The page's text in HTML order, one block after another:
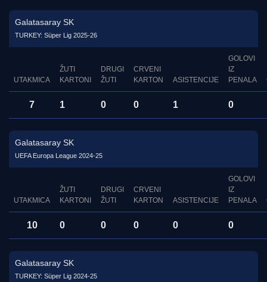
Galatasaray SK
TURKEY: Süper Lig 2025-26
UTAKMICA
ŽUTI
KARTONI
DRUGI
ŽUTI
CRVENI
KARTON
ASISTENCIJE
GOLOVI
IZ
PENALA
7 1 0 0 1 0
Galatasaray SK
UEFA Europa League 2024-25
UTAKMICA
ŽUTI
KARTONI
DRUGI
ŽUTI
CRVENI
KARTON
ASISTENCIJE
GOLOVI
IZ
PENALA
10 0 0 0 0 0
Galatasaray SK
TURKEY: Süper Lig 2024-25